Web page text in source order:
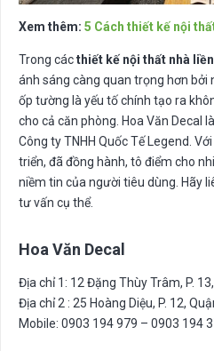
Xem thêm: 5 Cách thiết kế nội
Trong cácthiết kế nội thất nhà
ánh sáng càng quan trọng hơn bởi
ốp tường là yếu tố chính tạo ra
cho cả căn phòng. Hoa Văn Decal
Công ty TNHH Quốc Tế Legend.
triển, đã đồng hành, tô điểm cho
niềm tin của người tiêu dùng. Hãy
tư vấn cụ thể.
Hoa Văn Decal
Địa chỉ 1: 12 Đặng Thùy Trâm, P.
Địa chỉ 2 : 25 Hoàng Diệu, P. 12,
Mobile: 0903 194 979 – 0903 194